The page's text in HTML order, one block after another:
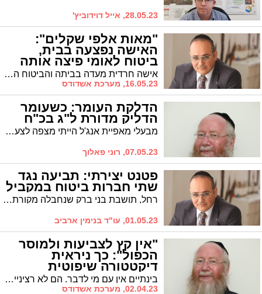
28.05.23, אייל דוידוביץ'
"מאות אלפי שקלים":
האישה נפצעה בבית,
ביטוח לאומי פיצה אותה
אישה חרדית מעדה בביתה והביטוח הלאומי נאלץ להכיר באירוע כ'תאונת עבודה' ולפצות אותה במאות אלפי שקלים
16.05.23, מערכת אשדודס
הדלקת העומר: כשעומר
הדליק מדורת ל"ג בכ"ח
מבעלי מאפיית אנג'ל הייתי מצפה לצעד. הם צריכים להכיר מתכונים לא רק של לחם ועוגות אלא גם מתכון של פעילות בתוך מרקם חברתי וציבורי עדין * מעשיו של עמר בר לב טפשיים חמורים ומקוממים * יחד עם זאת כיהודים יר"ש עלינו לפעול במח שליט על הלב
07.05.23, רוני פאלוך
פטנט יצירתי: תביעה נגד
שתי חברות ביטוח במקביל
רחל, תושבת בני ברק שנחבלה מקורת ברזל, נקלעה לדילמה הלכתית באשר לתביעת הפיצויים # עו"ד ארביב הגה עבורה פתרון הלכתי מתוחכם, ובסיום ההליך היא קיבלה 105 אלף שקל פיצוי
01.05.23, עו"ד בנימין ארביב
"אין קץ לצביעות ולמוסר
הכפול": כך ניראית
דיקטטורה שיפוטית
בינתיים אין עם מי לדבר. הם לא רציניים, לא רוצים לשמוע ולא כשירים לכך. דוהרים כאחוזי אמוק. יש כאן דו שיח של חרשים, ואם רוצים להתחיל לדבר, כמשפטן הייתי מתחיל עם הנושא של מדינה יהודית, ועד כמה זה חשוב להם. בלי הבסיס הזה, חבל על הזמן * עו"ד רוני פאלוך בטור כועס
02.04.23, מערכת אשדודס